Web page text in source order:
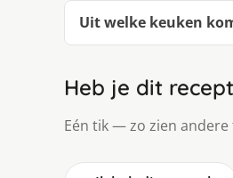
Uit welke keuken
Heb je dit
Eén tik — zo zien